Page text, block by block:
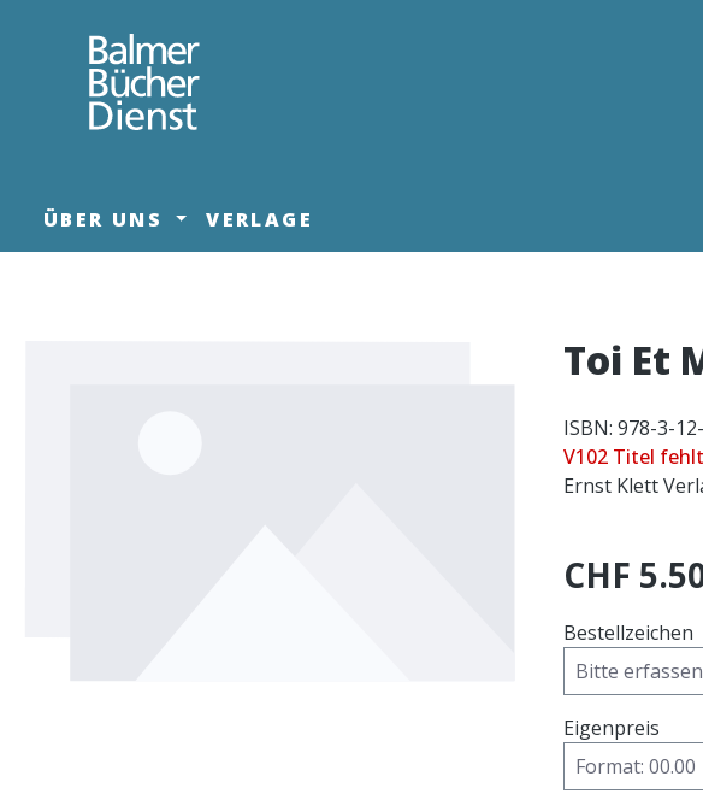
Zur Hauptnavigation springen
ÜBER UNS VERLAGE
Toi Et
ISBN: 978-3-
V102 Titel
Ernst Klett
CHF
Bestellzeichen
Eigenpreis